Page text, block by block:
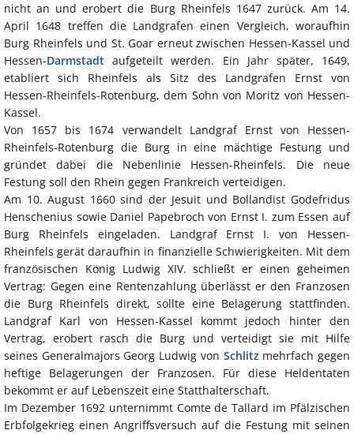
nicht an und erobert die Burg Rheinfels 1647 zurück. Am 14.
April 1648 treffen die Landgrafen einen Vergleich, woraufhin
Burg Rheinfels und St. Goar erneut zwischen Hessen-Kassel und
Hessen-Darmstadt aufgeteilt werden. Ein Jahr später, 1649,
etabliert sich Rheinfels als Sitz des Landgrafen Ernst von
Hessen-Rheinfels-Rotenburg, dem Sohn von Moritz von Hessen-
Kassel.
Von 1657 bis 1674 verwandelt Landgraf Ernst von Hessen-
Rheinfels-Rotenburg die Burg in eine mächtige Festung und
gründet dabei die Nebenlinie Hessen-Rheinfels. Die neue
Festung soll den Rhein gegen Frankreich verteidigen.
Am 10. August 1660 sind der Jesuit und Bollandist Godefridus
Henschenius sowie Daniel Papebroch von Ernst I. zum Essen auf
Burg Rheinfels eingeladen. Landgraf Ernst I. von Hessen-
Rheinfels gerät daraufhin in finanzielle Schwierigkeiten. Mit dem
französischen König Ludwig XIV. schließt er einen geheimen
Vertrag: Gegen eine Rentenzahlung überlässt er den Franzosen
die Burg Rheinfels direkt, sollte eine Belagerung stattfinden.
Landgraf Karl von Hessen-Kassel kommt jedoch hinter den
Vertrag, erobert rasch die Burg und verteidigt sie mit Hilfe
seines Generalmajors Georg Ludwig von Schlitzmehrfach gegen
heftige Belagerungen der Franzosen. Für diese Heldentaten
bekommt er auf Lebenszeit eine Statthalterschaft.
Im Dezember 1692 unternimmt Comte de Tallard im Pfälzischen
Erbfolgekrieg einen Angriffsversuch auf die Festung mit seinen